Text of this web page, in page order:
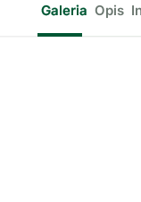
Galeria Opis